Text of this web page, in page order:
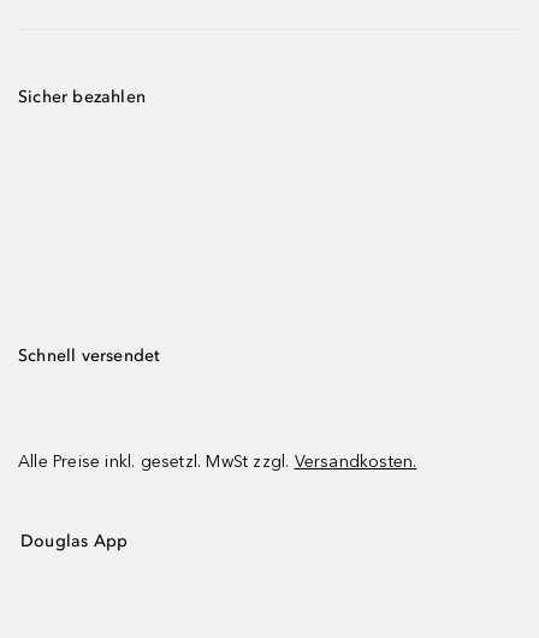
Sicher bezahlen
Schnell versendet
Alle Preise inkl. gesetzl. MwSt zzgl. Versandkosten.
Douglas App